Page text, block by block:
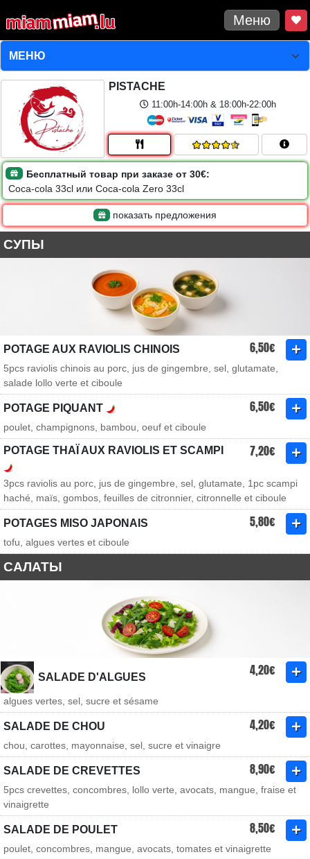
Меню
PISTACHE
11:00h-14:00h & 18:00h-22:00h
Бесплатный товар при заказе от 30€:
Coca-cola 33cl или Coca-cola Zero 33cl
показать предложения
СУПЫ
POTAGE AUX RAVIOLIS CHINOIS 6,50€
5pcs raviolis chinois au porc, jus de gingembre, sel, glutamate,
salade lollo verte et ciboule
POTAGE PIQUANT 6,50€
poulet, champignons, bambou, oeuf et ciboule
POTAGE THAÏ AUX RAVIOLIS ET SCAMPI 7,20€
3pcs raviolis au porc, jus de gingembre, sel, glutamate, 1pc scampi
haché, maïs, gombos, feuilles de citronnier, citronnelle et ciboule
POTAGES MISO JAPONAIS 5,80€
tofu, algues vertes et ciboule
САЛАТЫ
SALADE D'ALGUES 4,20€
algues vertes, sel, sucre et sésame
SALADE DE CHOU 4,20€
chou, carottes, mayonnaise, sel, sucre et vinaigre
SALADE DE CREVETTES 8,90€
5pcs crevettes, concombres, lollo verte, avocats, mangue, fraise et
vinaigrette
SALADE DE POULET 8,50€
poulet, concombres, mangue, avocats, tomates et vinaigrette